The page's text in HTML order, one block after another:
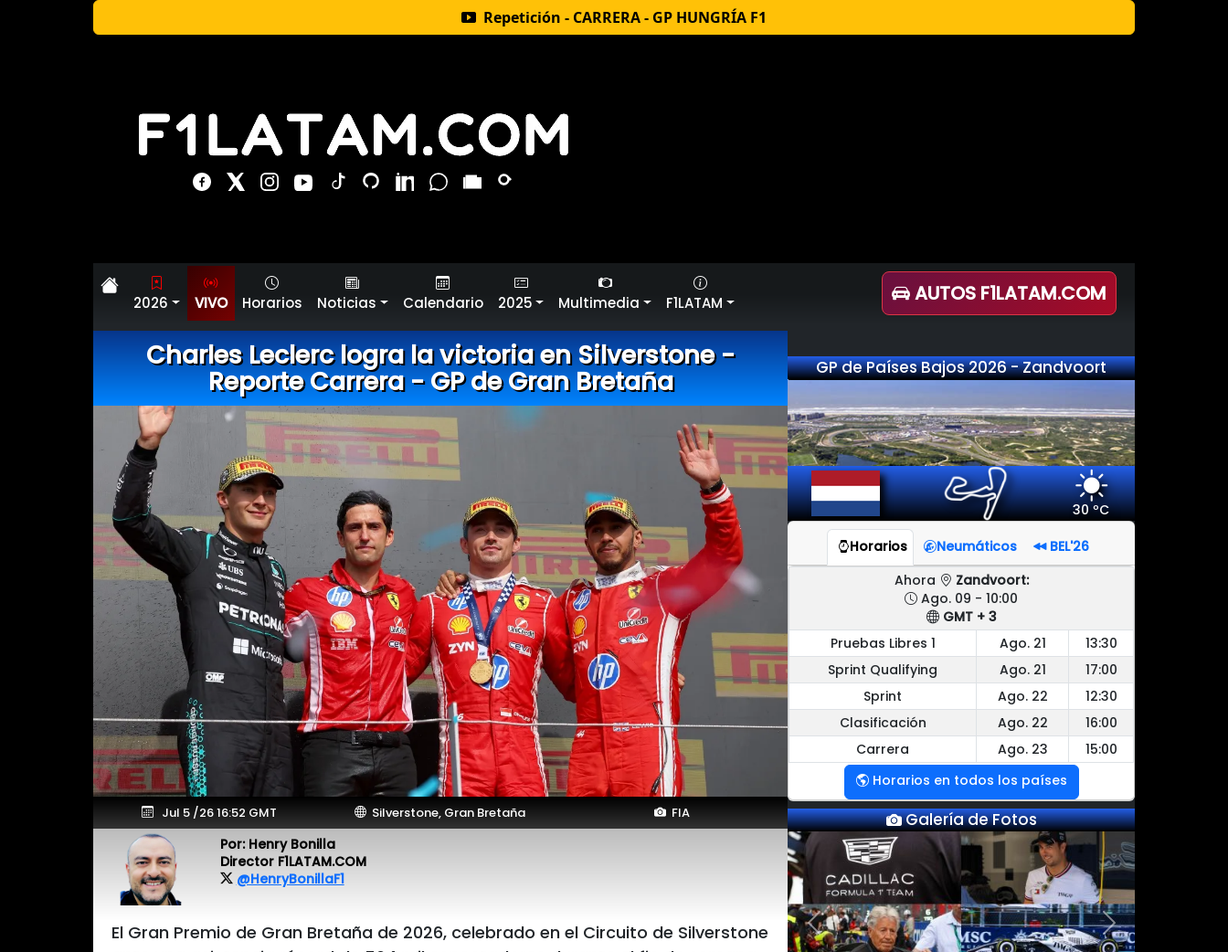
Repetición - CARRERA - GP HUNGRÍA F1
2026 VIVO Horarios Noticias Calendario 2025 Multimedia F1LATAM AUTOS F1LATAM.COM
Charles Leclerc logra la victoria en Silverstone -
Reporte Carrera - GP de Gran Bretaña
Jul 5 /26 16:52 GMT Silverstone, Gran Bretaña FIA
Por: Henry Bonilla
Director F1LATAM.COM
@HenryBonillaF1
El Gran Premio de Gran Bretaña de 2026, celebrado en el Circuito de Silverstone
GP de Países Bajos 2026 - Zandvoort
30 ºC
Horarios Neumáticos
BEL'26
Ahora
Zandvoort:
Ago. 09 - 10:00
GMT + 3
Pruebas Libres 1
Ago. 21
13:30
Sprint Qualifying
Ago. 21
17:00
Sprint
Ago. 22
12:30
Clasificación
Ago. 22
16:00
Carrera
Ago. 23
15:00
Horarios en todos los países
Galería de Fotos
Previous Next